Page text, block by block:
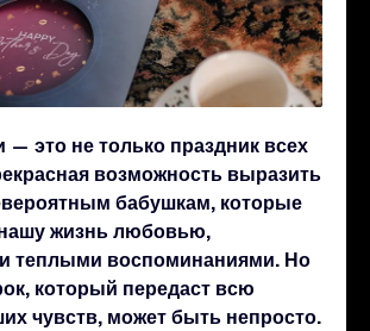
— это не только праздник всех
возможность выразить
бабушкам, которые
жизнь любовью,
теплыми воспоминаниями. Но
который передаст всю
чувств, может быть непросто.